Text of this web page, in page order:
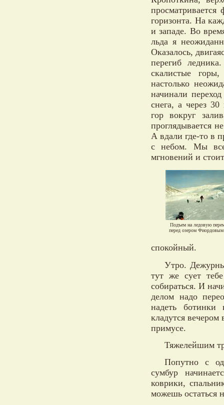
горизонта. На
и западе. Во
льда я
Оказалось,
перегиб
скалистые
настолько
начинали
снега, а через
гор вокруг
проглядывается
А вдали где-то в
с небом. Мы все
мгновений и
Подъем на ледовую
перед озером Фиордовым
спокойный.
Утро.
тут же сует
собираться. И
делом надо
надеть
кладутся
примусе.
Тяжелейшим
Попутно с
сумбур
коврики,
можешь остаться